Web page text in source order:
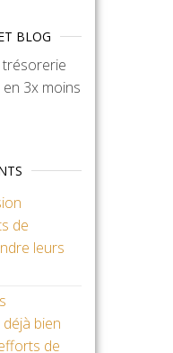
BLOG
3x moins
de
leurs
bien
de